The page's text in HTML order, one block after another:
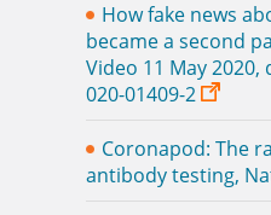
How fake news
became a second
Video 11 May 2020,
020-01409-2
Coronapod: The
antibody testing,